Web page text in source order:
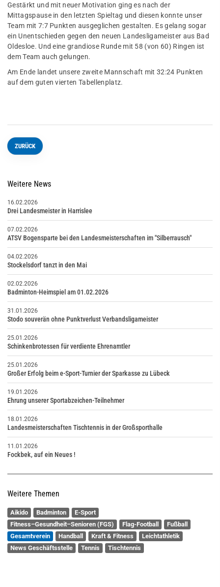
Gestärkt und mit neuer Motivation ging es nach der
Mittagspause in den letzten Spieltag und diesen konnte unser
Team mit 7:7 Punkten ausgeglichen gestalten. Es gelang sogar
ein Unentschieden gegen den neuen Landesligameister aus Bad
Oldesloe. Und eine grandiose Runde mit 58 (von 60) Ringen ist
dem Team auch gelungen.
Am Ende landet unsere zweite Mannschaft mit 32:24 Punkten
auf dem guten vierten Tabellenplatz.
ZURÜCK
Weitere News
16.02.2026
Drei Landesmeister in Harrislee
07.02.2026
ATSV Bogensparte bei den Landesmeisterschaften im "Silberrausch"
04.02.2026
Stockelsdorf tanzt in den Mai
02.02.2026
Badminton-Heimspiel am 01.02.2026
31.01.2026
Stodo souverän ohne Punktverlust Verbandsligameister
25.01.2026
Schinkenbrotessen für verdiente Ehrenamtler
25.01.2026
Großer Erfolg beim e-Sport-Turnier der Sparkasse zu Lübeck
19.01.2026
Ehrung unserer Sportabzeichen-Teilnehmer
18.01.2026
Landesmeisterschaften Tischtennis in der Großsporthalle
11.01.2026
Fockbek, auf ein Neues !
Weitere Themen
Aikido Badminton
E-Sport
Fitness–Gesundheit–Senioren (FGS)
Flag-Football
Fußball
Gesamtverein
Handball Kraft & Fitness
Leichtathletik
News Geschäftsstelle
Tennis Tischtennis